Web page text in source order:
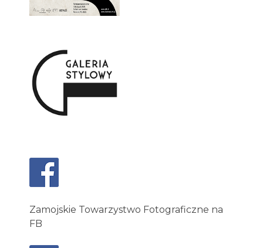
Zamojskie Towarzystwo Fotograficzne na
FB